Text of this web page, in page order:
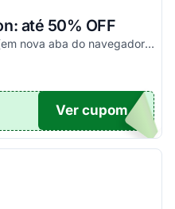
até 50% OFF
Pegue para ser redirecionado (em nova aba do navegador) e acesse todos os cupons disponíveis da Amazon Brasil. Aproveite para economizar nesse link. Corra e garanta já o seu descon...
TICO
Ver cupom